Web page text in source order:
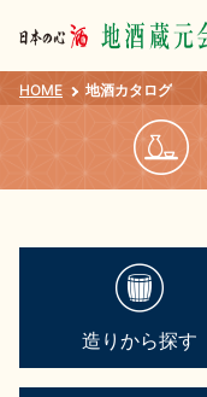
会員登録
HOME 地酒カタログ
造りから探す